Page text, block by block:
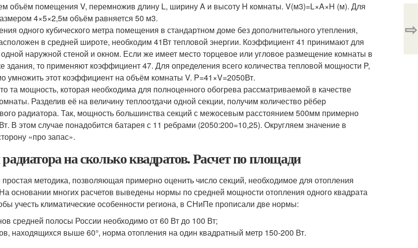
объём помещения V, перемножив длину L, ширину A и высоту H комнаты. V(м3)=L×A×H (м). Для
4×5×2,5м объём равняется 50 м3.
одного кубического метра помещения в стандартном доме без дополнительного утепления,
в средней широте, необходим 41Вт тепловой энергии. Коэффициент 41 принимают для
наружной стеной и окном. Если же имеет место торцевое или угловое размещение комнаты в
здания, то применяют коэффициент 47. Для определения всего количества тепловой мощности P,
умножить этот коэффициент на объём комнаты V. P=41×V=2050Вт.
та мощность, которая необходима для полноценного обогрева рассматриваемой в качестве
Разделив её на величину теплоотдачи одной секции, получим количество рёбер
радиатора. Так, мощность большинства секций с межосевым расстоянием 500мм примерно
В этом случае понадобится батарея с 11 ребрами (2050:200=10,25). Округляем значение в
«про запас».
на сколько квадратов. Расчет по площади
методика, позволяющая примерно оценить число секций, необходимое для отопления
основании многих расчетов выведены нормы по средней мощности отопления одного квадрата
учесть климатические особенности региона, в СНиПе прописали две нормы:
средней полосы России необходимо от 60 Вт до 100 Вт;
находящихся выше 60°, норма отопления на один квадратный метр 150-200 Вт.
⇨